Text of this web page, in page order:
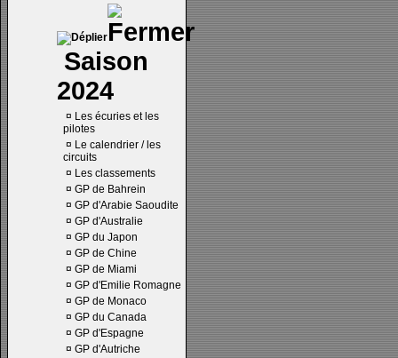
Saison
2024
¤ Les écuries et les
pilotes
¤ Le calendrier / les
circuits
¤ Les classements
¤ GP de Bahrein
¤ GP d'Arabie Saoudite
¤ GP d'Australie
¤ GP du Japon
¤ GP de Chine
¤ GP de Miami
¤ GP d'Emilie Romagne
¤ GP de Monaco
¤ GP du Canada
¤ GP d'Espagne
¤ GP d'Autriche